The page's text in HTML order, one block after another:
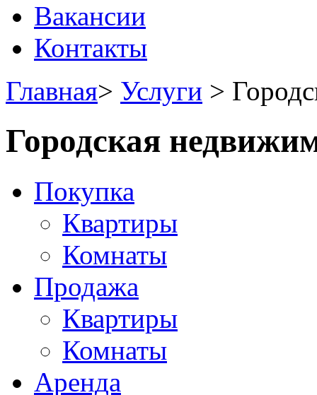
Вакансии
Контакты
Главная> Услуги >
Городская
Покупка
Квартиры
Комнаты
Продажа
Квартиры
Комнаты
Аренда